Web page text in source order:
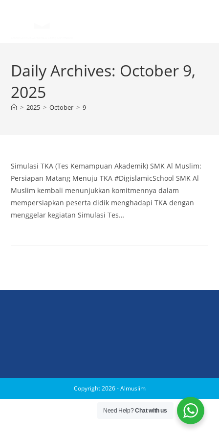
Daily Archives: October 9,
2025
> 2025 > October > 9
Simulasi TKA (Tes Kemampuan Akademik) SMK Al Muslim:
Persiapan Matang Menuju TKA #DigislamicSchool SMK Al
Muslim kembali menunjukkan komitmennya dalam
mempersiapkan peserta didik menghadapi TKA dengan
menggelar kegiatan Simulasi Tes…
Copyright 2026 - Almuslim
Need Help?Chat with us